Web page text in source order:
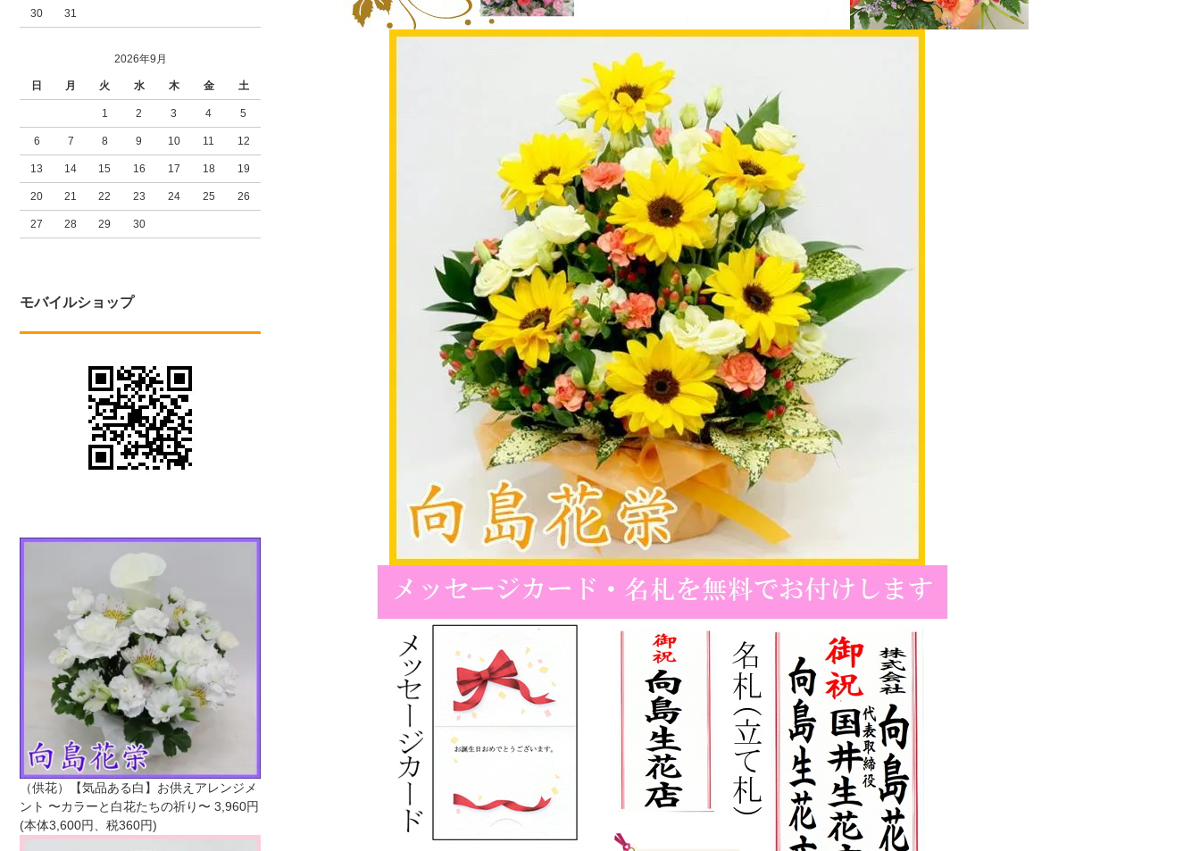
30 31
2026年9月
日 月 火 水 木 金 土
1 2 3 4 5
6 7 8 9 10 11 12
13 14 15 16 17 18 19
20 21 22 23 24 25 26
27 28 29 30
モバイルショップ
（供花）【気品ある白】お供えアレンジメ
ント 〜カラーと白花たちの祈り〜 3,960円
(本体3,600円、税360円)